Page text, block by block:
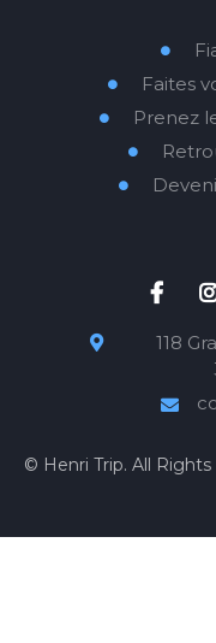

 Faites
 Prenez




118

© Henri Trip. All